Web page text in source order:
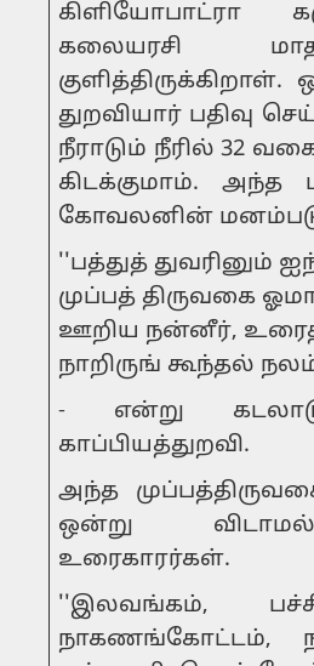
கிளியோபாட்ரா
கலையரசி
துறவியார் பதிவு
நீராடும் நீரில் 32
கிடக்குமாம்.
கோவலனின்
''பத்துத் துவரினும்
முப்பத் திருவகை
ஊறிய நன்னீர்,
நாறிருங் கூந்தல்
- என்று
காப்பியத்துறவி.
அந்த
ஒன்று விடாமல்
உரைகாரர்கள்.
''இலவங்கம்,
நாகணங்கோட்டம்,